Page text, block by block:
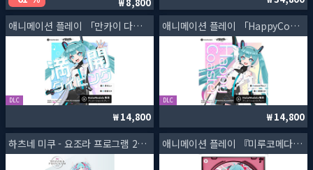
애니메이션 플레이 「만카이 다이빙」(하츠네 미쿠 - MIKU LAND COLLECTION 2024 Ver.)
DLC
14,800
애니메이션 플레이 「HappyCoaster」(하츠네 미쿠－MIKU LAND COLLECTION 2024 Ver.)
DLC
14,800
하츠네 미쿠 - 요조라 프로그램 2024 오기pote ver. 애니메이션 플레이 『미루코메다 feat.하츠네 미쿠』(하츠네 미쿠 - 요조라 프로그램 2024 오기pote ver.용)